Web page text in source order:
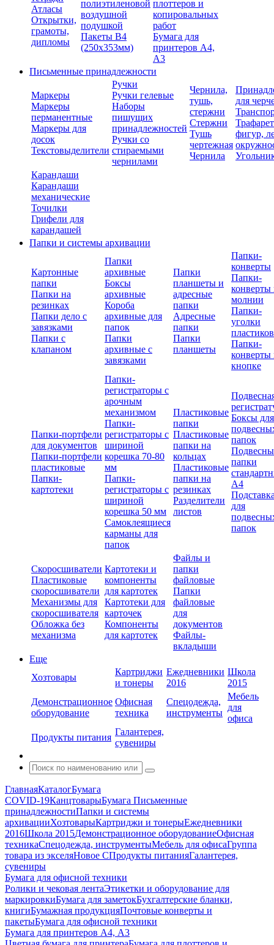
Атласы
Открытки,
грамоты,
дипломы
полиэтиленовой
воздушной
подушкой
Пакеты В4
(250х353мм)
плоттеров и
копировальных
работ
Бумага для
принтеров А4,
А3
Письменные принадлежности
Маркеры
Маркеры
перманентные
Маркеры для
досок
Текстовыделители
Ручки
Ручки гелевые
Наборы
пишущих
принадлежностей
Ручки со
стираемыми
чернилами
Чернила,
тушь,
стержни
Стержни
Тушь
чертежная
Чернила
для
фигур,
Карандаши
Карандаши
механические
Точилки
Грифели для
карандашей
Папки и системы архивации
Картонные
папки
Папки на
резинках
Папки дело с
завязками
Папки с
клапаном
Папки
архивные
Боксы
архивные
Короба
архивные для
папок
Папки
архивные с
завязками
Папки
планшеты и
адресные
папки
Адресные
папки
Папки
планшеты
Папки-
конверты
Папки-
конверты
молнии
Папки-
уголки
Папки-
конверты
кнопке
Папки-портфели
для документов
Папки-портфели
пластиковые
Папки-
картотеки
Папки-
регистраторы с
арочным
механизмом
Папки-
регистраторы с
шириной
корешка 70-80
мм
Папки-
регистраторы с
шириной
корешка 50 мм
Самоклеящиеся
карманы для
папок
Пластиковые
папки
Пластиковые
папки на
кольцах
Пластиковые
папки на
резинках
Разделители
листов
Боксы для
папок
папки
А4
для
папок
Скоросшиватели
Пластиковые
скоросшиватели
Механизмы для
скоросшивателя
Обложка без
механизма
Картотеки и
компоненты
для картотек
Картотеки для
карточек
Компоненты
для картотек
Файлы и
папки
файловые
Папки
файловые
для
документов
Файлы-
вкладыши
Еще
Хозтовары
Картриджи
и тонеры
Ежедневники
2016
Школа
2015
Демонстрационное
оборудование
Офисная
техника
Спецодежда,
инструменты
Мебель
для
офиса
Продукты питания
Галантерея,
сувениры
ГлавнаяКаталогБумага
COVID-19КанцтоварыБумага Письменные
принадлежностиПапки и системы
архивацииХозтоварыКартриджи и тонерыЕжедневники
2016Школа 2015Демонстрационное оборудованиеОфисная
техникаСпецодежда, инструментыМебель для офисаГруппа
товара из экселяНовое СПродукты питанияГалантерея,
сувениры
Бумага для офисной техники
Ролики и чековая лентаЭтикетки и оборудование для
маркировкиБумага для заметокБухгалтерские бланки,
книгиБумажная продукцияПочтовые конверты и
пакетыБумага для офисной техники
Бумага для принтеров А4, А3